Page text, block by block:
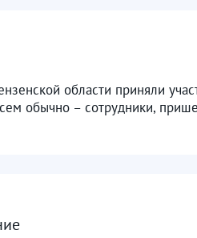
области приняли
обычно – сотрудники,